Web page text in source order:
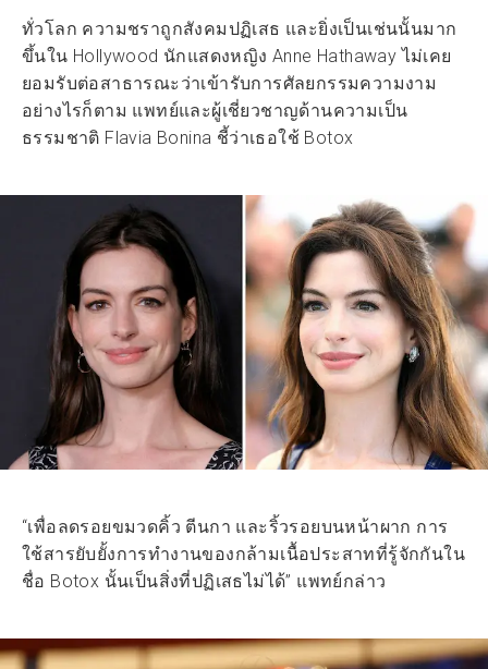
ทั่วโลก ความชราถูกสังคมปฏิเสธ และยิ่งเป็นเช่นนั้นมาก
ขึ้นใน Hollywood นักแสดงหญิง Anne Hathaway ไม่เคย
ยอมรับต่อสาธารณะว่าเข้ารับการศัลยกรรมความงาม
อย่างไรก็ตาม แพทย์และผู้เชี่ยวชาญด้านความเป็น
ธรรมชาติ Flavia Bonina ชี้ว่าเธอใช้ Botox
“เพื่อลดรอยขมวดคิ้ว ตีนกา และริ้วรอยบนหน้าผาก การ
ใช้สารยับยั้งการทำงานของกล้ามเนื้อประสาทที่รู้จักกันใน
ชื่อ Botox นั้นเป็นสิ่งที่ปฏิเสธไม่ได้” แพทย์กล่าว